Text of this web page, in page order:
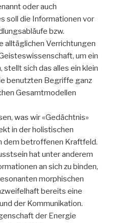
oder auch
soll die Informationen vor
bzw.
alltäglichen Verrichtungen
um ein
stellt sich das alles ein klein
benutzten Begriffe ganz
Gesamtmodellen
was wir «Gedächtnis»
in der holistischen
dem betroffenen Kraftfeld.
hat unter anderem
an sich zu binden,
morphischen
bereits eine
der Kommunikation.
der Energie